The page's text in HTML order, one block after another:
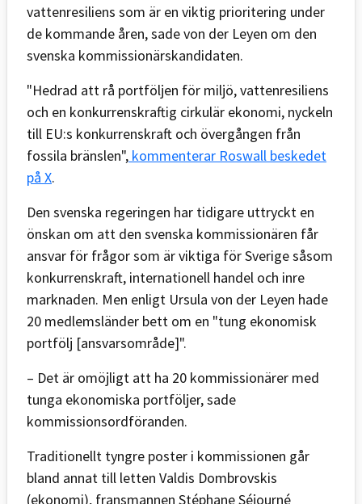
vattenresiliens som är en viktig prioritering under
de kommande åren, sade von der Leyen om den
svenska kommissionärskandidaten.
"Hedrad att rå portföljen för miljö, vattenresiliens
och en konkurrenskraftig cirkulär ekonomi, nyckeln
till EU:s konkurrenskraft och övergången från
fossila bränslen", kommenterar Roswall beskedet
på X.
Den svenska regeringen har tidigare uttryckt en
önskan om att den svenska kommissionären får
ansvar för frågor som är viktiga för Sverige såsom
konkurrenskraft, internationell handel och inre
marknaden. Men enligt Ursula von der Leyen hade
20 medlemsländer bett om en "tung ekonomisk
portfölj [ansvarsområde]".
– Det är omöjligt att ha 20 kommissionärer med
tunga ekonomiska portföljer, sade
kommissionsordföranden.
Traditionellt tyngre poster i kommissionen går
bland annat till letten Valdis Dombrovskis
(ekonomi), fransmannen Stéphane Séjourné